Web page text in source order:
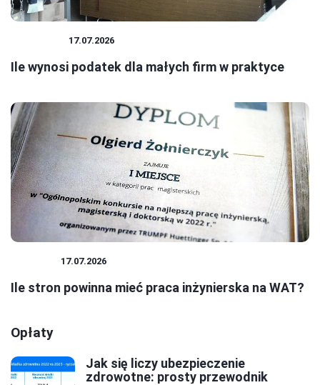
17.07.2026
Ile wynosi podatek dla małych firm w praktyce
17.07.2026
Ile stron powinna mieć praca inżynierska na WAT?
Opłaty
Jak się liczy ubezpieczenie
zdrowotne: prosty przewodnik